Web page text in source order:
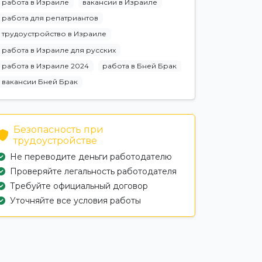
работа в Израиле
вакансии в Израиле
работа для репатриантов
трудоустройство в Израиле
работа в Израиле для русских
работа в Израиле 2024
работа в Бней Брак
вакансии Бней Брак
Безопасность при
трудоустройстве
Не переводите деньги работодателю
Проверяйте легальность работодателя
Требуйте официальный договор
Уточняйте все условия работы